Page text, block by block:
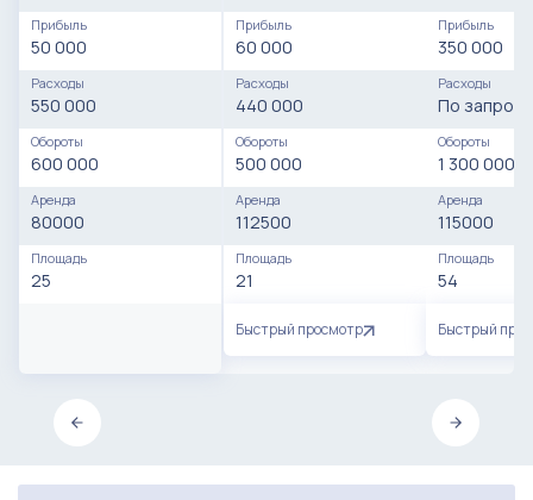
Прибыль
50 000
Расходы
550 000
Обороты
600 000
Аренда
80000
Площадь
25
Прибыль
60 000
Расходы
440 000
Обороты
500 000
Аренда
112500
Площадь
21
Быстрый просмотр
Прибыль
350 000
Расходы
По запросу
Обороты
1 300 000
Аренда
115000
Площадь
54
Быстрый